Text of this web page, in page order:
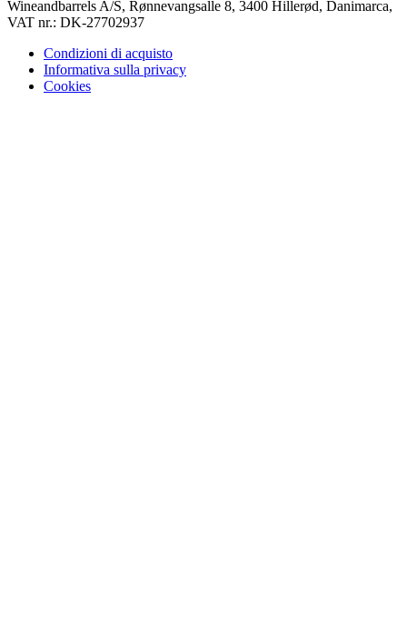
Wineandbarrels A/S, Rønnevangsalle 8, 3400 Hillerød, Danimarca,
VAT nr.: DK-27702937
Condizioni di acquisto
Informativa sulla privacy
Cookies